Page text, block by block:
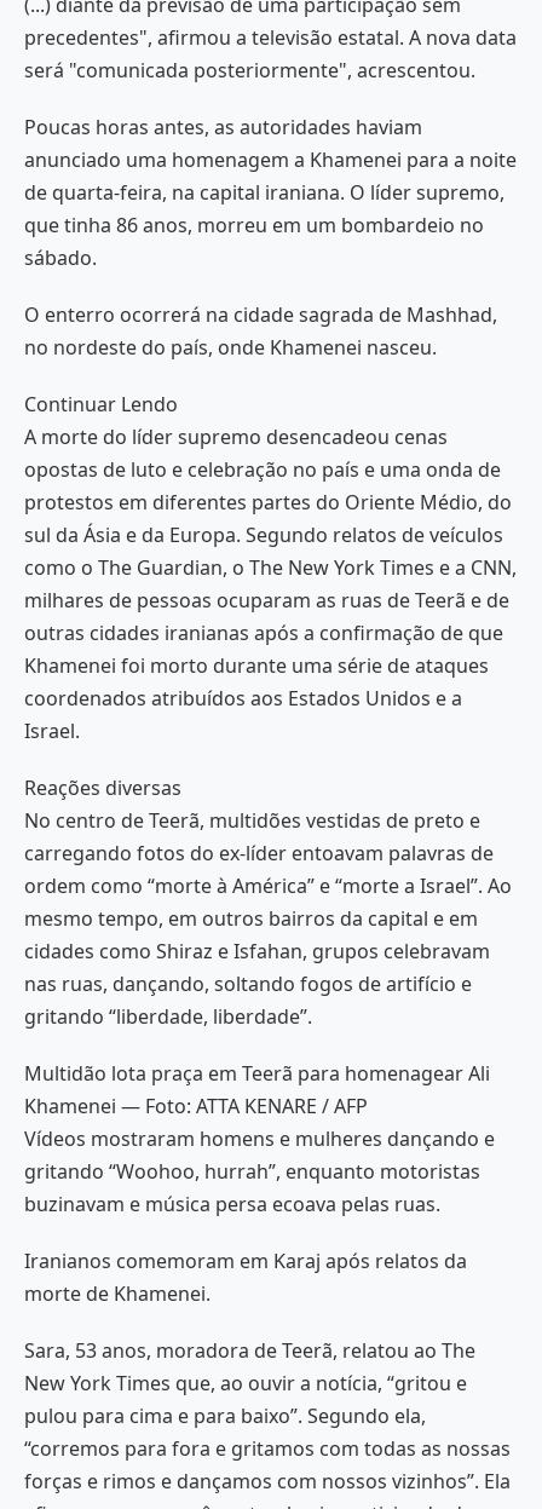
precedentes", afirmou a televisão estatal. A nova data
será "comunicada posteriormente", acrescentou.
Poucas horas antes, as autoridades haviam
anunciado uma homenagem a Khamenei para a noite
de quarta-feira, na capital iraniana. O líder supremo,
que tinha 86 anos, morreu em um bombardeio no
sábado.
O enterro ocorrerá na cidade sagrada de Mashhad,
no nordeste do país, onde Khamenei nasceu.
Continuar Lendo
A morte do líder supremo desencadeou cenas
opostas de luto e celebração no país e uma onda de
protestos em diferentes partes do Oriente Médio, do
sul da Ásia e da Europa. Segundo relatos de veículos
como o The Guardian, o The New York Times e a CNN,
milhares de pessoas ocuparam as ruas de Teerã e de
outras cidades iranianas após a confirmação de que
Khamenei foi morto durante uma série de ataques
coordenados atribuídos aos Estados Unidos e a
Israel.
Reações diversas
No centro de Teerã, multidões vestidas de preto e
carregando fotos do ex-líder entoavam palavras de
ordem como “morte à América” e “morte a Israel”. Ao
mesmo tempo, em outros bairros da capital e em
cidades como Shiraz e Isfahan, grupos celebravam
nas ruas, dançando, soltando fogos de artifício e
gritando “liberdade, liberdade”.
Multidão lota praça em Teerã para homenagear Ali
Khamenei — Foto: ATTA KENARE / AFP
Vídeos mostraram homens e mulheres dançando e
gritando “Woohoo, hurrah”, enquanto motoristas
buzinavam e música persa ecoava pelas ruas.
Iranianos comemoram em Karaj após relatos da
morte de Khamenei.
Sara, 53 anos, moradora de Teerã, relatou ao The
New York Times que, ao ouvir a notícia, “gritou e
pulou para cima e para baixo”. Segundo ela,
“corremos para fora e gritamos com todas as nossas
forças e rimos e dançamos com nossos vizinhos”. Ela